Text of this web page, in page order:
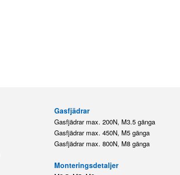
Gasfjädrar
Gasfjädrar max. 200N, M3.5 gänga
Gasfjädrar max. 450N, M5 gänga
Gasfjädrar max. 800N, M8 gänga
Monteringsdetaljer